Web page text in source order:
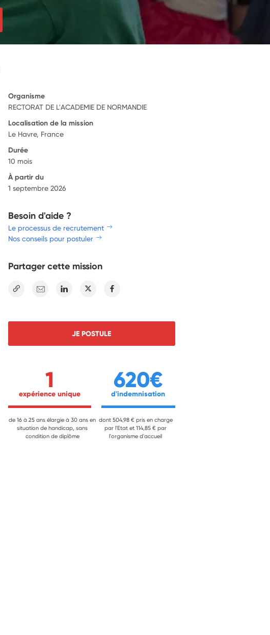
Organisme
RECTORAT DE L'ACADEMIE DE NORMANDIE
Localisation de la mission
Le Havre, France
Durée
10 mois
À partir du
1 septembre 2026
Besoin d'aide ?
Le processus de recrutement
Nos conseils pour postuler
Partager cette mission
E-mail Linkedin Twitter
JE POSTULE
1
expérience unique
de 16 à 25 ans élargie à 30 ans en
situation de handicap, sans
condition de diplôme
620€
d'indemnisation
dont 504,98 € pris en charge
par l'Etat et 114,85 € par
l'organisme d'accueil